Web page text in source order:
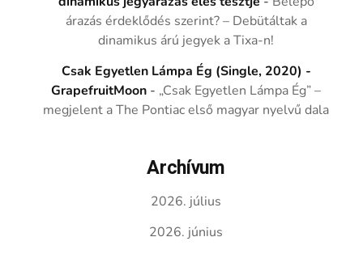
árazás érdeklődés szerint? – Debütáltak a
dinamikus árú jegyek a Tixa-n!
Csak Egyetlen Lámpa Ég (Single, 2020) -
GrapefruitMoon - „Csak Egyetlen Lámpa Ég” –
megjelent a The Pontiac első magyar nyelvű dala
Archívum
2026. július
2026. június